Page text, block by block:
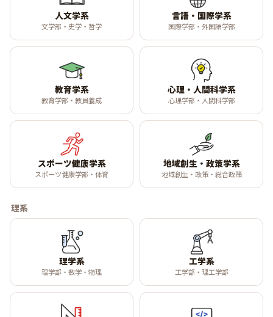
人文学系
文学部・史学・哲学
言語・国際学系
国際学部・外国語学部
教育学系
教育学部・教員養成
心理・人間科学系
心理学部・人間科学部
スポーツ健康学系
スポーツ健康学部・体育
地域創生・政策学系
地域創生・政策・総合政策
理系
理学系
理学部・数学・物理
工学系
工学部・理工学部